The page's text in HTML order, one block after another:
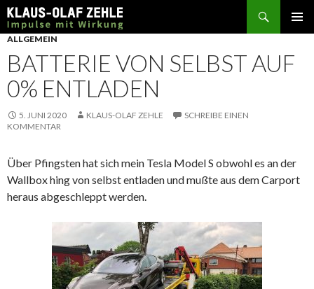
Suchen
SPRINGE
ZUM
INHALT
ALLGEMEIN
BATTERIE VON SELBST AUF
0% ENTLADEN
5. JUNI 2020 KLAUS-OLAF ZEHLE
SCHREIBE EINEN
KOMMENTAR
Über Pfingsten hat sich mein Tesla Model S obwohl es an der
Wallbox hing von selbst entladen und mußte aus dem Carport
heraus abgeschleppt werden.